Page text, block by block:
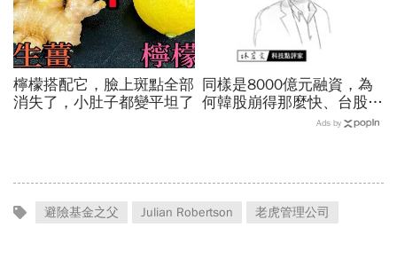
檸檬搭配它，臉上斑點全部
消失了，小肚子都變平坦了
同樣是8000億元融資，為
何韓股崩得那麼快、台股卻
相對抗跌？揭開AI行情背後
Ads by
避險基金之父 Julian Robertson 老虎管理公司